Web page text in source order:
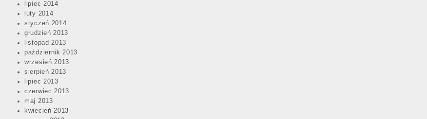
lipiec 2014
luty 2014
styczeń 2014
grudzień 2013
listopad 2013
październik 2013
wrzesień 2013
sierpień 2013
lipiec 2013
czerwiec 2013
maj 2013
kwiecień 2013